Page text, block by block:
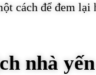
cách để đem
nhà yến